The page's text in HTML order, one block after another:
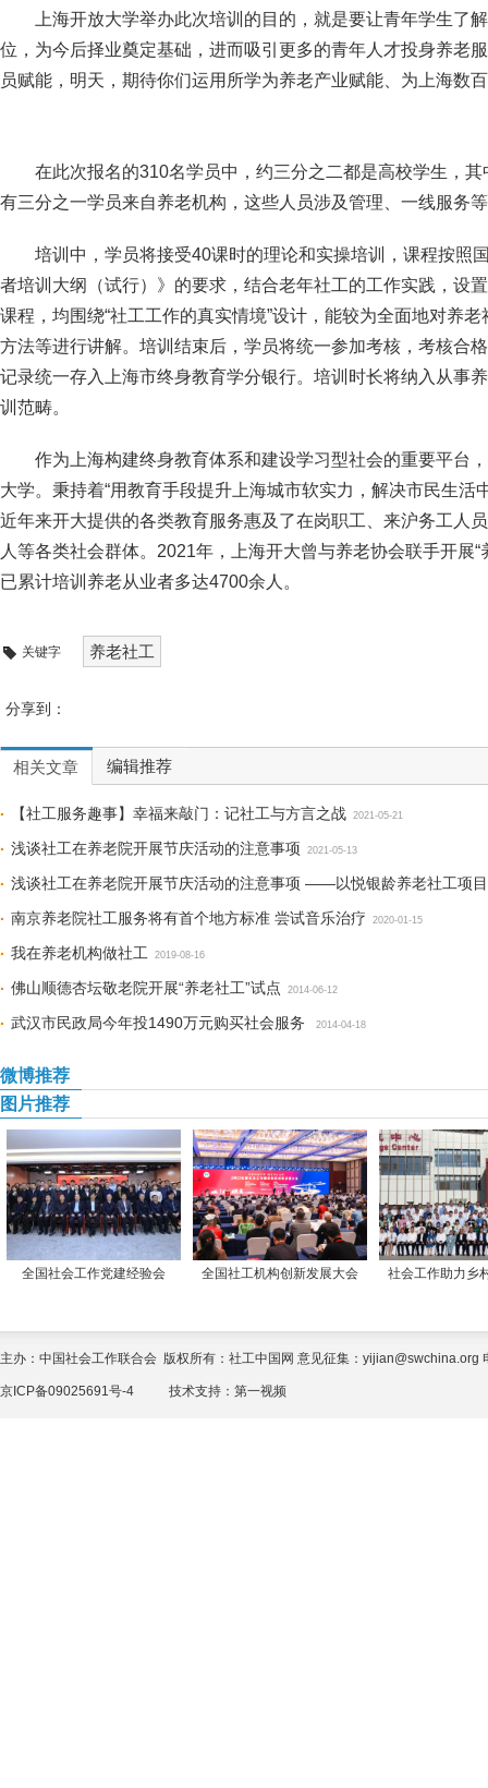
上海开放大学举办此次培训的目的，就是要让青年学生了
位，为今后择业奠定基础，进而吸引更多的青年人才投身养老
员赋能，明天，期待你们运用所学为养老产业赋能、为上海数
在此次报名的310名学员中，约三分之二都是高校学生，
有三分之一学员来自养老机构，这些人员涉及管理、一线服务
培训中，学员将接受40课时的理论和实操培训，课程按照
者培训大纲（试行）》的要求，结合老年社工的工作实践，设
课程，均围绕“社工工作的真实情境”设计，能较为全面地对养
方法等进行讲解。培训结束后，学员将统一参加考核，考核合
记录统一存入上海市终身教育学分银行。培训时长将纳入从事
训范畴。
作为上海构建终身教育体系和建设学习型社会的重要平台
大学。秉持着“用教育手段提升上海城市软实力，解决市民生活
近年来开大提供的各类教育服务惠及了在岗职工、来沪务工人
人等各类社会群体。2021年，上海开大曾与养老协会联手开展
已累计培训养老从业者多达4700余人。
关键字 养老社工
分享到：
相关文章 编辑推荐
【社工服务趣事】幸福来敲门：记社工与方言之战 2021-05-21
浅谈社工在养老院开展节庆活动的注意事项 2021-05-13
浅谈社工在养老院开展节庆活动的注意事项 ——以悦银龄养老社工项
南京养老院社工服务将有首个地方标准 尝试音乐治疗
2020-01-15
我在养老机构做社工 2019-08-16
佛山顺德杏坛敬老院开展“养老社工”试点 2014-06-12
武汉市民政局今年投1490万元购买社会服务 2014-04-18
微博推荐
图片推荐
全国社会工作党建经验会 全国社工机构创新发展大会 社会工作助力乡
主办：中国社会工作联合会 版权所有：社工中国网 意见征集：yijian@swchina.org
京ICP备09025691号-4 技术支持： 第一视频